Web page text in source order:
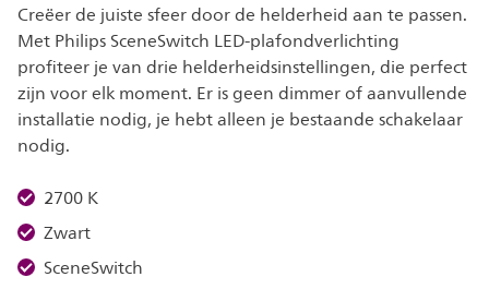
Creëer de juiste sfeer door de helderheid aan te passen.
Met Philips SceneSwitch LED-plafondverlichting
profiteer je van drie helderheidsinstellingen, die perfect
zijn voor elk moment. Er is geen dimmer of aanvullende
installatie nodig, je hebt alleen je bestaande schakelaar
nodig.
2700 K
Zwart
SceneSwitch